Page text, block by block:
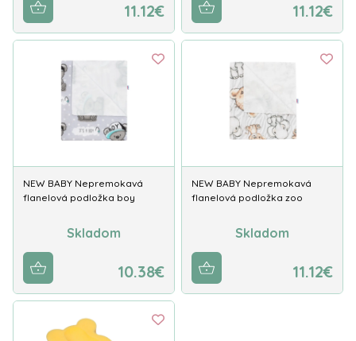
11.12€ 11.12€
NEW BABY Nepremokavá
flanelová podložka boy
Skladom
10.38€
NEW BABY Nepremokavá
flanelová podložka zoo
Skladom
11.12€